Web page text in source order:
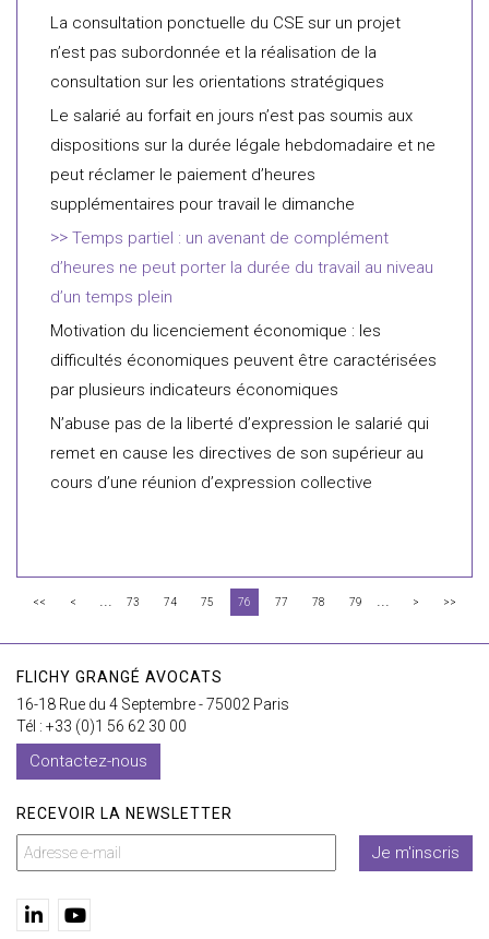
La consultation ponctuelle du CSE sur un projet
n’est pas subordonnée et la réalisation de la
consultation sur les orientations stratégiques
Le salarié au forfait en jours n’est pas soumis aux
dispositions sur la durée légale hebdomadaire et ne
peut réclamer le paiement d’heures
supplémentaires pour travail le dimanche
Temps partiel : un avenant de complément
d’heures ne peut porter la durée du travail au niveau
d’un temps plein
Motivation du licenciement économique : les
difficultés économiques peuvent être caractérisées
par plusieurs indicateurs économiques
N’abuse pas de la liberté d’expression le salarié qui
remet en cause les directives de son supérieur au
cours d’une réunion d’expression collective
<< < ... 73 74 75 76 77 78 79 ... > >>
FLICHY GRANGÉ AVOCATS
16-18 Rue du 4 Septembre - 75002 Paris
Tél : +33 (0)1 56 62 30 00
Contactez-nous
RECEVOIR LA NEWSLETTER
Je m'inscris